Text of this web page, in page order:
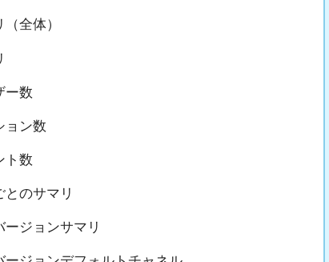
全体）
ー数
ョン数
ト数
とのサマリ
ージョンサマリ